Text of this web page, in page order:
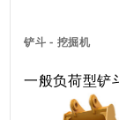
铲斗 - 挖掘机
一般负荷型